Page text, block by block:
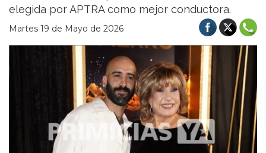
elegida por APTRA como mejor conductora.
Martes 19 de Mayo de 2026